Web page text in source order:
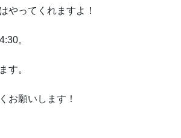
やってくれますよ！
。
す。
お願いします！